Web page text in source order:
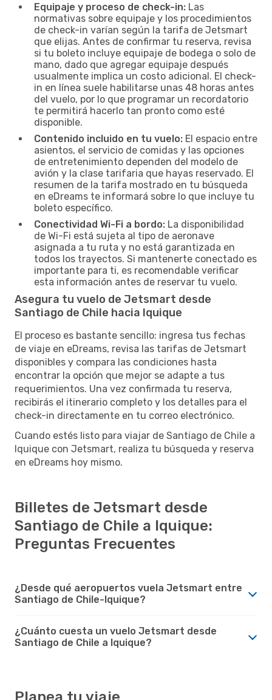
Equipaje y proceso de check-in: Las
normativas sobre equipaje y los procedimientos
de check-in varían según la tarifa de Jetsmart
que elijas. Antes de confirmar tu reserva, revisa
si tu boleto incluye equipaje de bodega o solo de
mano, dado que agregar equipaje después
usualmente implica un costo adicional. El check-
in en línea suele habilitarse unas 48 horas antes
del vuelo, por lo que programar un recordatorio
te permitirá hacerlo tan pronto como esté
disponible.
Contenido incluido en tu vuelo: El espacio entre
asientos, el servicio de comidas y las opciones
de entretenimiento dependen del modelo de
avión y la clase tarifaria que hayas reservado. El
resumen de la tarifa mostrado en tu búsqueda
en eDreams te informará sobre lo que incluye tu
boleto específico.
Conectividad Wi-Fi a bordo: La disponibilidad
de Wi-Fi está sujeta al tipo de aeronave
asignada a tu ruta y no está garantizada en
todos los trayectos. Si mantenerte conectado es
importante para ti, es recomendable verificar
esta información antes de reservar tu vuelo.
Asegura tu vuelo de Jetsmart desde
Santiago de Chile hacia Iquique
El proceso es bastante sencillo: ingresa tus fechas
de viaje en eDreams, revisa las tarifas de Jetsmart
disponibles y compara las condiciones hasta
encontrar la opción que mejor se adapte a tus
requerimientos. Una vez confirmada tu reserva,
recibirás el itinerario completo y los detalles para el
check-in directamente en tu correo electrónico.
Cuando estés listo para viajar de Santiago de Chile a
Iquique con Jetsmart, realiza tu búsqueda y reserva
en eDreams hoy mismo.
Billetes de Jetsmart desde
Santiago de Chile a Iquique:
Preguntas Frecuentes
¿Desde qué aeropuertos vuela Jetsmart entre
Santiago de Chile-Iquique?
¿Cuánto cuesta un vuelo Jetsmart desde
Santiago de Chile a Iquique?